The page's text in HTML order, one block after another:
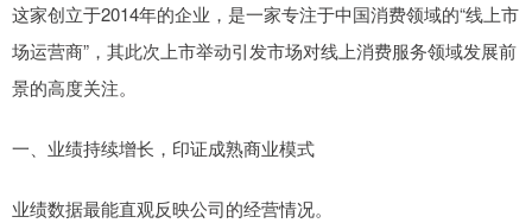
这家创立于2014年的企业，是一家专注于中国消费领域的“线上市
场运营商”，其此次上市举动引发市场对线上消费服务领域发展前
景的高度关注。
一、业绩持续增长，印证成熟商业模式
业绩数据最能直观反映公司的经营情况。